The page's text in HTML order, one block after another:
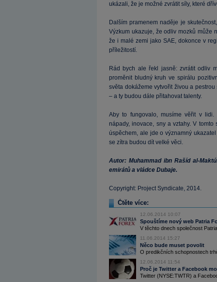
ukázali, že je možné zvrátit síly, které
Dalším pramenem naděje je
Výzkum ukazuje, že odliv mozků může
že i malé zemi jako SAE, dokonce v
příležitostí.
Rád bych ale řekl jasně: zvrátit odliv
proměnit bludný kruh ve spirálu
světa dokážeme vytvořit živou a
– a ty budou dále přitahovat talenty.
Aby to fungovalo, musíme věřit v
nápady, inovace, sny a vztahy. V tomto
úspěchem, ale jde o významný
se zítra budou dít velké věci.
Autor: Muhammad ibn Rašíd al-
emirátů a vládce Dubaje.
Copyright: Project Syndicate, 2014.
Čtěte více:
12.06.2014 10:07
Spouštíme nový web Patria
V těchto dnech společnost
11.06.2014 15:27
Něco bude muset povolit
O predikčních schopnostech
12.06.2014 11:54
Proč je Twitter a Facebook
Twitter (NYSE:TWTR) a